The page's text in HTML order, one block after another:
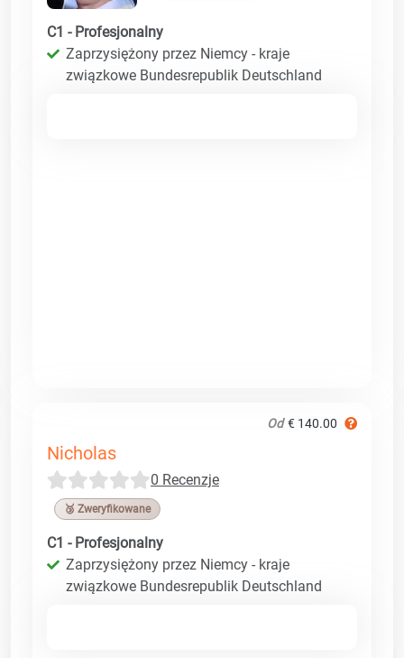
C1 - Profesjonalny
Zaprzysiężony przez Niemcy - kraje
związkowe Bundesrepublik Deutschland
Od € 140.00
Nicholas
0 Recenzje
🥉 Zweryfikowane
C1 - Profesjonalny
Zaprzysiężony przez Niemcy - kraje
związkowe Bundesrepublik Deutschland